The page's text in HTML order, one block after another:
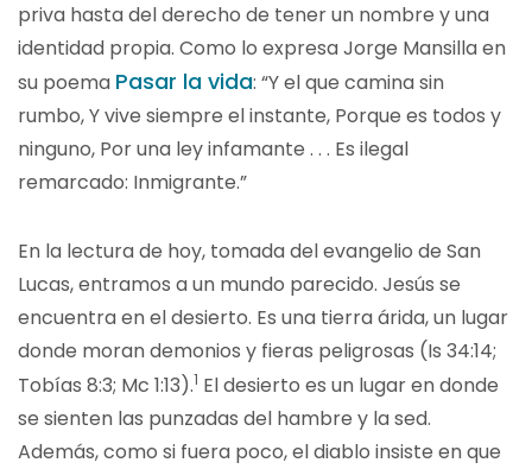
priva hasta del derecho de tener un nombre y una
identidad propia. Como lo expresa Jorge Mansilla en
su poema Pasar la vida: “Y el que camina sin
rumbo, Y vive siempre el instante, Porque es todos y
ninguno, Por una ley infamante . . . Es ilegal
remarcado: Inmigrante.”
En la lectura de hoy, tomada del evangelio de San
Lucas, entramos a un mundo parecido. Jesús se
encuentra en el desierto. Es una tierra árida, un lugar
donde moran demonios y fieras peligrosas (Is 34:14;
Tobías 8:3; Mc 1:13).1 El desierto es un lugar en donde
se sienten las punzadas del hambre y la sed.
Además, como si fuera poco, el diablo insiste en que